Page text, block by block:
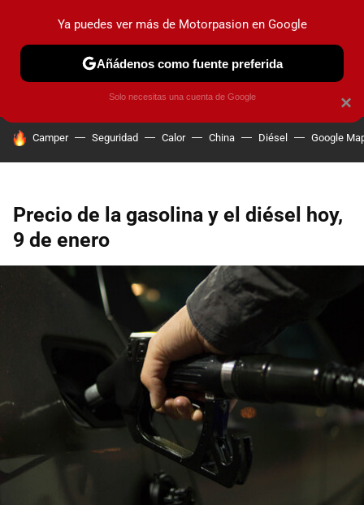
PRUEBAS COCHES ELÉCTRICOS OBSERVATORIO
HOY SE HABLA DE
Camper Seguridad Calor China Diésel Google
Precio de la gasolina y el diésel hoy,
9 de enero
×
Ya puedes ver más de Motorpasion en Google
Añádenos como fuente preferida
Solo necesitas una cuenta de Google